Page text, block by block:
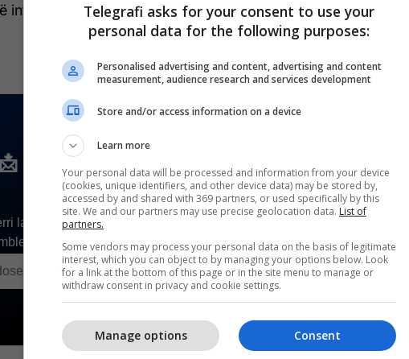
internet. /Telegrafi/Telegrafi asks for your consent to use your
personal data for the following purposes:
Personalised advertising and content, advertising and content
measurement, audience research and services development
Store and/or access information on a device
Learn more
Your personal data will be processed and information from your device
(cookies, unique identifiers, and other device data) may be stored by,
accessed by and shared with 369 partners, or used specifically by this
site. We and our partners may use precise geolocation data. List of
partners.
Some vendors may process your personal data on the basis of legitimate
interest, which you can object to by managing your options below. Look
for a link at the bottom of this page or in the site menu to manage or
withdraw consent in privacy and cookie settings.
Consent
Manage options